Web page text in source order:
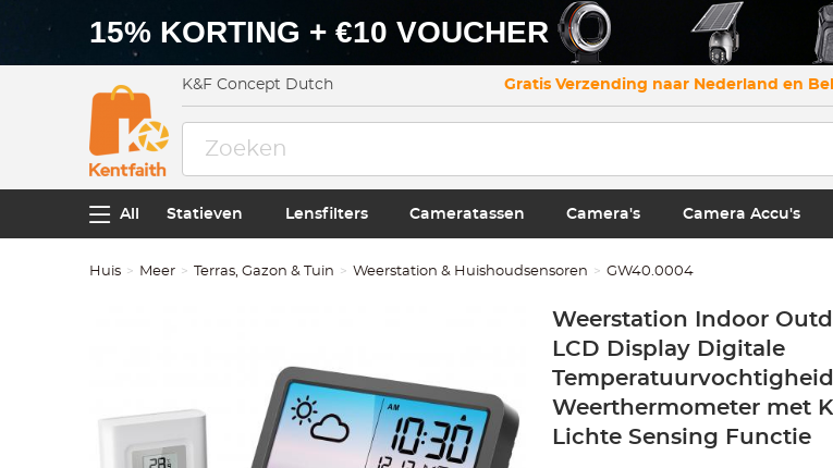
15% KORTING + €10 VOUCHER
K&F Concept Dutch Gratis Verzending naar Nederland en
All Statieven Lensfilters Cameratassen Camera's Camera Accu's
Huis Meer Terras, Gazon & Tuin Weerstation & Huishoudsensoren GW40.0004
Weerstation Indoor
LCD Display Digitale
Weerthermometer met
Lichte Sensing Functie